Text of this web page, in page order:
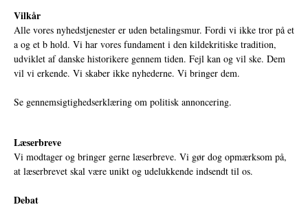
Vilkår
Alle vores nyhedstjenester er uden betalingsmur. Fordi vi ikke tror på et
a og et b hold. Vi har vores fundament i den kildekritiske tradition,
udviklet af danske historikere gennem tiden. Fejl kan og vil ske. Dem
vil vi erkende. Vi skaber ikke nyhederne. Vi bringer dem.
Se gennemsigtighedserklæring om politisk annoncering.
Læserbreve
Vi modtager og bringer gerne læserbreve. Vi gør dog opmærksom på,
at læserbrevet skal være unikt og udelukkende indsendt til os.
Debat